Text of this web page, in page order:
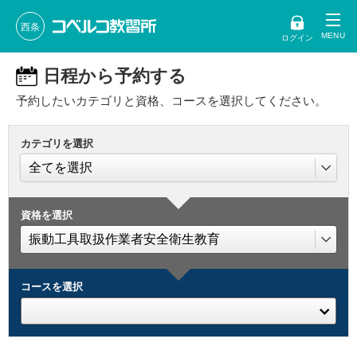
西条
ログイン
日程から予約する
予約したいカテゴリと資格、コースを選択してください。
カテゴリを選択
資格を選択
コースを選択